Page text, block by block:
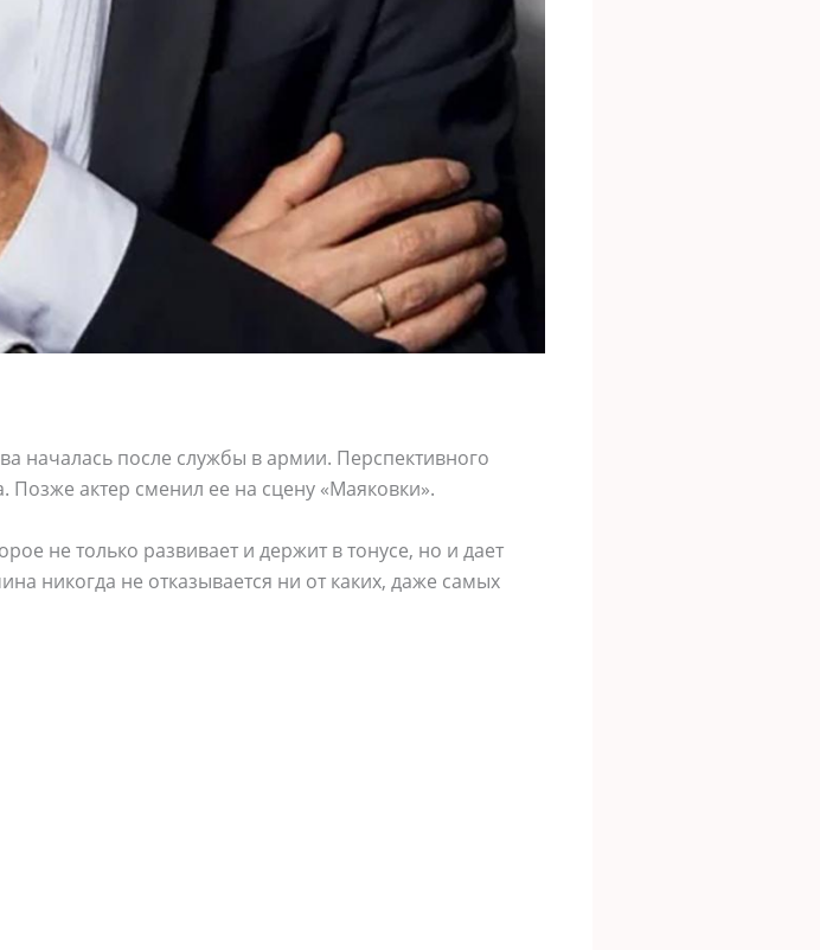
началась после службы в армии. Перспективного
Позже актер сменил ее на сцену «Маяковки».
не только развивает и держит в тонусе, но и дает
никогда не отказывается ни от каких, даже самых